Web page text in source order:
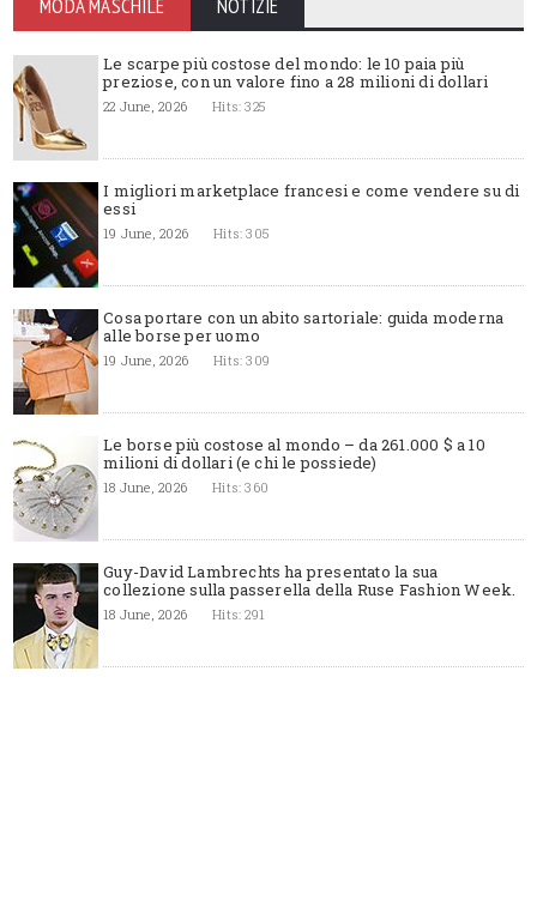
MODA MASCHILE NOTIZIE
Le scarpe più costose del mondo: le 10 paia più
preziose, con un valore fino a 28 milioni di dollari
22 June, 2026 Hits: 325
I migliori marketplace francesi e come vendere su di
essi
19 June, 2026 Hits: 305
Cosa portare con un abito sartoriale: guida moderna
alle borse per uomo
19 June, 2026 Hits: 309
Le borse più costose al mondo – da 261.000 $ a 10
milioni di dollari (e chi le possiede)
18 June, 2026 Hits: 360
Guy-David Lambrechts ha presentato la sua
collezione sulla passerella della Ruse Fashion Week.
18 June, 2026 Hits: 291